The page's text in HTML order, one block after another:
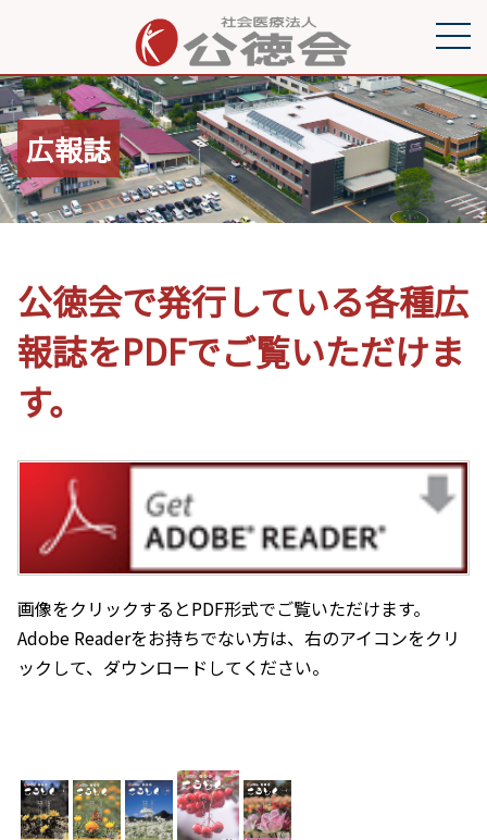
広報誌
公徳会で発行している各種広
報誌をPDFでご覧いただけま
す。
画像をクリックするとPDF形式でご覧いただけます。
Adobe Readerをお持ちでない方は、右のアイコンをクリ
ックして、ダウンロードしてください。